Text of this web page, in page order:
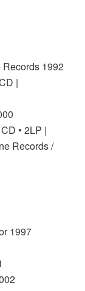
Records 1992
|
CD • 2LP |
Records /
1997